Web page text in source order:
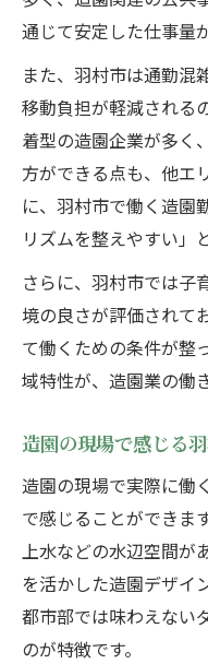
通じて安定した仕事量
また、羽村市は通勤混
移動負担が軽減される
着型の造園企業が多く
方ができる点も、他エ
に、羽村市で働く造園
リズムを整えやすい」
さらに、羽村市では子
境の良さが評価されて
て働くための条件が整
域特性が、造園業の働
造園の現場で感じる
造園の現場で実際に働
で感じることができま
上水などの水辺空間が
を活かした造園デザイ
都市部では味わえない
のが特徴です。